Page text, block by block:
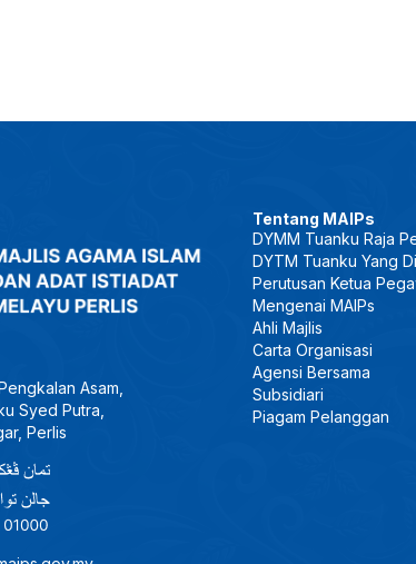
Asam,
Syed Putra,
Perlis
Tentang MAIPs
DYMM Tuanku Raja
DYTM Tuanku Yang
Perutusan Ketua
Mengenai MAIPs
Ahli Majlis
Carta Organisasi
Agensi Bersama
Subsidiari
Piagam Pelanggan